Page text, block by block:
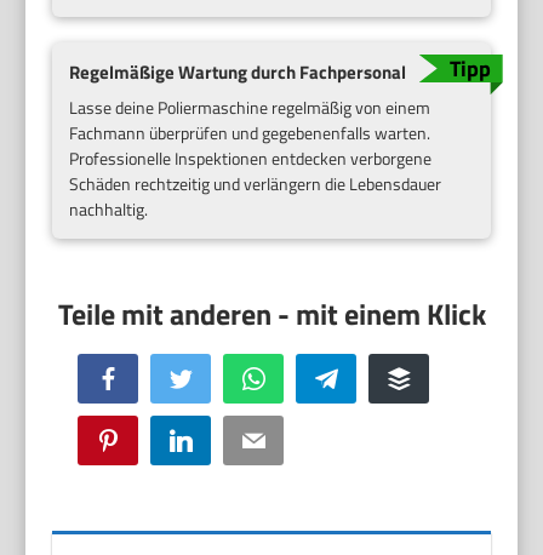
Regelmäßige Wartung durch Fachpersonal
Lasse deine Poliermaschine regelmäßig von einem
Fachmann überprüfen und gegebenenfalls warten.
Professionelle Inspektionen entdecken verborgene
Schäden rechtzeitig und verlängern die Lebensdauer
nachhaltig.
Facebook Twitter WhatsApp Telegram Buffer
Pinterest LinkedIn Email